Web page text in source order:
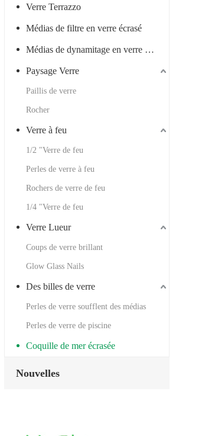
Verre Terrazzo
Médias de filtre en verre écrasé
Médias de dynamitage en verre écrasé
Paysage Verre
Paillis de verre
Rocher
Verre à feu
1/2 "Verre de feu
Perles de verre à feu
Rochers de verre de feu
1/4 "Verre de feu
Verre Lueur
Coups de verre brillant
Glow Glass Nails
Des billes de verre
Perles de verre soufflent des médias
Perles de verre de piscine
Coquille de mer écrasée
Nouvelles